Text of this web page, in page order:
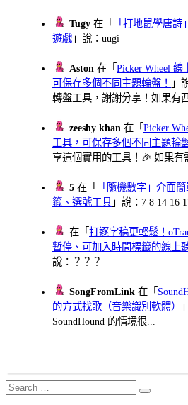
Tugy 在「
「打地鼠學唐
遊戲 」說：uugi
Aston 在「Picker Wheel 線
可保存多個不同主題輪盤！
」
轉盤工具，謝謝分享！如果有西
zeeshy khan 在「Picker
工具，可保存多個不同主題輪
享這個實用的工具！🎉 如果有
5 在「
「隨機數字」介面
籤、選號工具 」說：7 8 14 16
在「打逐字稿更輕鬆！
暫停、可加入時間標籤的線上
說：？？？
SongFromLink 在「
的方式找歌（音樂識別軟體）
SoundHound 的情境很...
Search
for:
Search